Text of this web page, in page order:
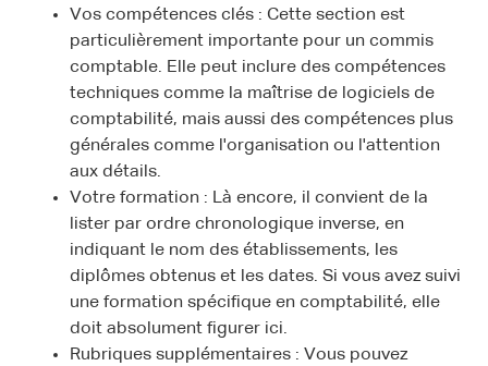
Vos compétences clés : Cette section est
particulièrement importante pour un commis
comptable. Elle peut inclure des compétences
techniques comme la maîtrise de logiciels de
comptabilité, mais aussi des compétences plus
générales comme l'organisation ou l'attention
aux détails.
Votre formation : Là encore, il convient de la
lister par ordre chronologique inverse, en
indiquant le nom des établissements, les
diplômes obtenus et les dates. Si vous avez suivi
une formation spécifique en comptabilité, elle
doit absolument figurer ici.
Rubriques supplémentaires : Vous pouvez